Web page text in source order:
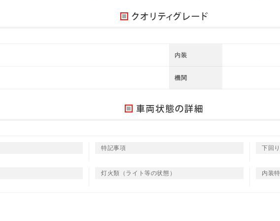
内装
機関
特記事項 下回
灯火類（ライト等の状態） 内装